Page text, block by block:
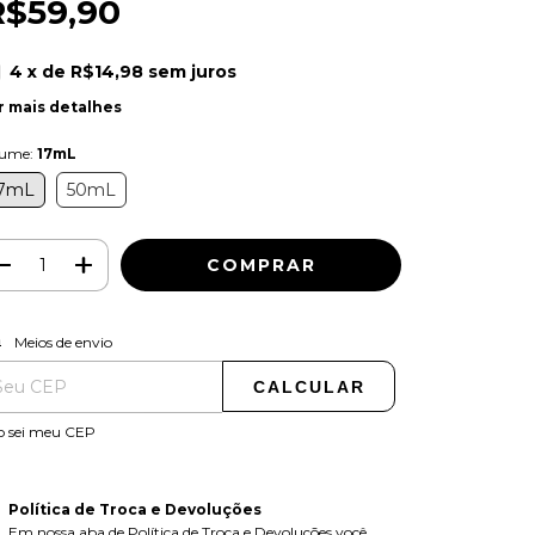
4 x de R$14,98 sem juros
mais detalhes
17mL
50mL
para o CEP:
Meios de envio
CALCULAR
sei meu CEP
Política de Troca e Devoluções